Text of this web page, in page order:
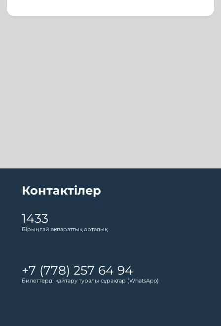
Контактілер
1433
Бірыңғай ақпараттық орталық
+7 (778) 257 64 94
Билеттерді қайтару туралы сұрақтар (WhatsApp)